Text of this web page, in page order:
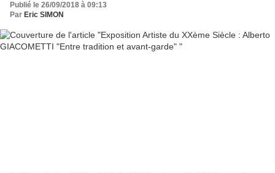
Publié le 26/09/2018 à 09:13
Par Eric SIMON